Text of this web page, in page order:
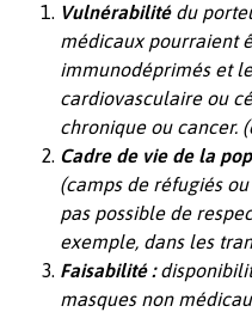
Vulnérabilitédu
médicaux pourraient
immunodéprimés et
cardiovasculaire ou
chronique ou cancer.
Cadre de vie de la
(camps de réfugiés
pas possible de
exemple, dans les
Faisabilité :
masques non